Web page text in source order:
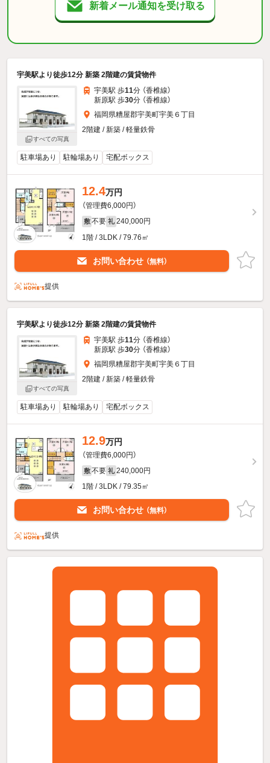
新着メール通知を受け取る
宇美駅より徒歩12分 新築 2階建の賃貸物件
すべての写真
宇美駅 歩11分 （香椎線）
新原駅 歩30分 （香椎線）
福岡県糟屋郡宇美町宇美６丁目
2階建 / 新築 / 軽量鉄骨
駐車場あり 駐輪場あり 宅配ボックス
12.4万円
（管理費6,000円）
敷 不要 礼 240,000円
1階 / 3LDK / 79.76㎡
お問い合わせ （無料）
提供
宇美駅より徒歩12分 新築 2階建の賃貸物件
すべての写真
宇美駅 歩11分 （香椎線）
新原駅 歩30分 （香椎線）
福岡県糟屋郡宇美町宇美６丁目
2階建 / 新築 / 軽量鉄骨
駐車場あり 駐輪場あり 宅配ボックス
12.9万円
（管理費6,000円）
敷 不要 礼 240,000円
1階 / 3LDK / 79.35㎡
お問い合わせ （無料）
提供